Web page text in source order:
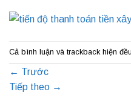
Cả bình luận và trackback hiện
← Trước
Tiếp theo →